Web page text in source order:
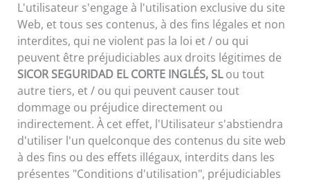
L'utilisateur s'engage à l'utilisation exclusive du site
Web, et tous ses contenus, à des fins légales et non
interdites, qui ne violent pas la loi et / ou qui
peuvent être préjudiciables aux droits légitimes de
SICOR SEGURIDAD EL CORTE INGLÉS, SLou tout
autre tiers, et / ou qui peuvent causer tout
dommage ou préjudice directement ou
indirectement. À cet effet, l'Utilisateur s'abstiendra
d'utiliser l'un quelconque des contenus du site web
à des fins ou des effets illégaux, interdits dans les
présentes "Conditions d'utilisation", préjudiciables